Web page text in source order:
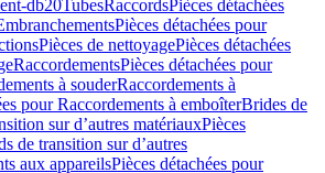
db20TubesRaccordsPièces détachées
Pièces détachées pour
Pièces de nettoyagePièces détachées
RaccordementsPièces détachées pour
à souderRaccordements à
pour Raccordements à emboîterBrides de
sur d’autres matériauxPièces
de transition sur d’autres
aux appareilsPièces détachées pour